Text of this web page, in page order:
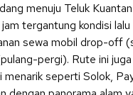
menuju Teluk
tergantung kondisi lalu
sewa mobil drop-off
pergi). Rute ini
seperti Solok,